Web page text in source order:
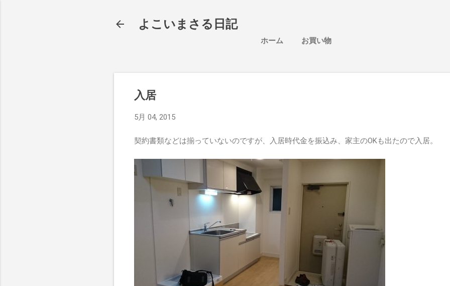
よこいまさる日記
ホーム お買い物
入居
5月 04, 2015
契約書類などは揃っていないのですが、入居時代金を振込み、家主のOKも出たので入居。